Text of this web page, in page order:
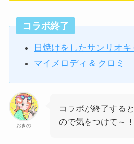
コラボ終了
日焼けをしたサンリオ
マイメロディ & クロミ
おきの
コラボが終了する
ので気をつけて～！